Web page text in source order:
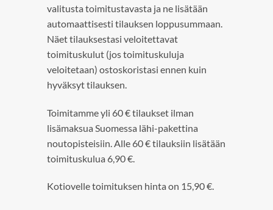
valitusta toimitustavasta ja ne lisätään
automaattisesti tilauksen loppusummaan.
Näet tilauksestasi veloitettavat
toimituskulut (jos toimituskuluja
veloitetaan) ostoskoristasi ennen kuin
hyväksyt tilauksen.
Toimitamme yli 60 € tilaukset ilman
lisämaksua Suomessa lähi-pakettina
noutopisteisiin. Alle 60 € tilauksiin lisätään
toimituskulua 6,90 €.
Kotiovelle toimituksen hinta on 15,90 €.